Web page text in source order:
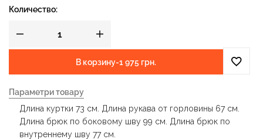
Количество:
В корзину-1 975 грн.
Параметри товару
Длина куртки 73 см. Длина рукава от горловины 67 см.
Длина брюк по боковому шву 99 см. Длина брюк по
внутреннему шву 77 см.